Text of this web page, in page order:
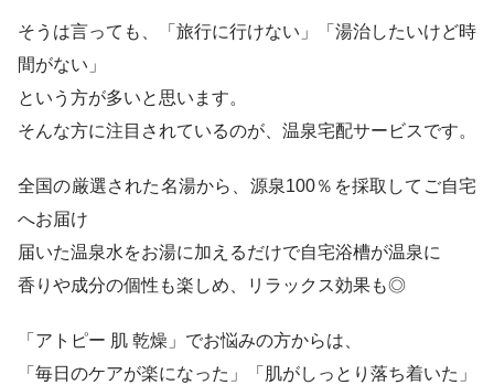
そうは言っても、「旅行に行けない」「湯治したいけど時
間がない」
という方が多いと思います。
そんな方に注目されているのが、温泉宅配サービスです。
全国の厳選された名湯から、源泉100％を採取してご自宅
へお届け
届いた温泉水をお湯に加えるだけで自宅浴槽が温泉に
香りや成分の個性も楽しめ、リラックス効果も◎
「アトピー 肌 乾燥」でお悩みの方からは、
「毎日のケアが楽になった」「肌がしっとり落ち着いた」